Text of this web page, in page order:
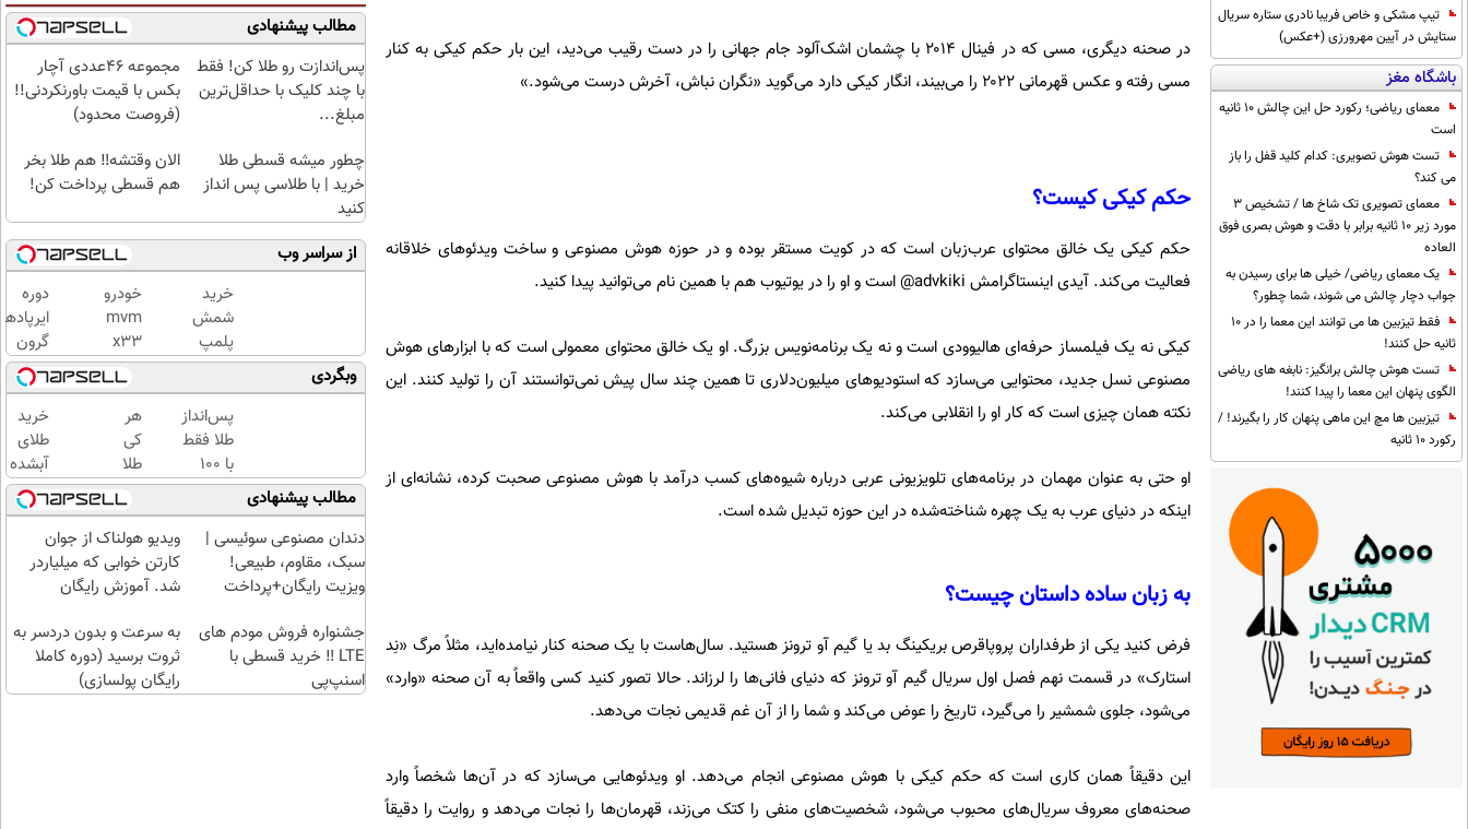
تیپ مشکی و خاص فریبا نادری ستاره سریال
ستایش در آیین مهرورزی (+عکس)
باشگاه مغز
معمای ریاضی؛ رکورد حل این چالش 10 ثانیه
است
تست هوش تصویری: کدام کلید قفل را باز
می کند؟
معمای تصویری تک شاخ ها / تشخیص 3
مورد زیر 10 ثانیه برابر با دقت و هوش بصری فوق
العاده
یک معمای ریاضی/ خیلی ها برای رسیدن به
جواب دچار چالش می شوند، شما چطور؟
فقط تیزبین ها می توانند این معما را در 10
ثانیه حل کنند!
تست هوش چالش برانگیز: نابغه های ریاضی
الگوی پنهان این معما را پیدا کنند!
تیزبین ها مچ این ماهی پنهان کار را بگیرند! /
رکورد 10 ثانیه
در صحنه دیگری، مسی که در فینال ۲۰۱۴ با چشمان اشک‌آلود جام جهانی را در دست رقیب می‌دید، این بار حکم کیکی به کنار
مسی رفته و عکس قهرمانی ۲۰۲۲ را می‌بیند، انگار کیکی دارد می‌گوید «نگران نباش، آخرش درست می‌شود.»
حکم کیکی کیست؟
حکم کیکی یک خالق محتوای عرب‌زبان است که در کویت مستقر بوده و در حوزه هوش مصنوعی و ساخت ویدئوهای خلاقانه
فعالیت می‌کند. آیدی اینستاگرامش advkiki@ است و او را در یوتیوب هم با همین نام می‌توانید پیدا کنید.
کیکی نه یک فیلمساز حرفه‌ای هالیوودی است و نه یک برنامه‌نویس بزرگ. او یک خالق محتوای معمولی است که با ابزارهای هوش
مصنوعی نسل جدید، محتوایی می‌سازد که استودیوهای میلیون‌دلاری تا همین چند سال پیش نمی‌توانستند آن را تولید کنند. این
نکته همان چیزی است که کار او را انقلابی می‌کند.
او حتی به عنوان مهمان در برنامه‌های تلویزیونی عربی درباره شیوه‌های کسب درآمد با هوش مصنوعی صحبت کرده، نشانه‌ای از
اینکه در دنیای عرب به یک چهره شناخته‌شده در این حوزه تبدیل شده است.
به زبان ساده داستان چیست؟
فرض کنید یکی از طرفداران پروپاقرص بریکینگ بد یا گیم آو ترونز هستید. سال‌هاست با یک صحنه کنار نیامده‌اید، مثلاً مرگ «نِد
استارک» در قسمت نهم فصل اول سریال گیم آو ترونز که دنیای فانی‌ها را لرزاند. حالا تصور کنید کسی واقعاً به آن صحنه «وارد»
می‌شود، جلوی شمشیر را می‌گیرد، تاریخ را عوض می‌کند و شما را از آن غم قدیمی نجات می‌دهد.
این دقیقاً همان کاری است که حکم کیکی با هوش مصنوعی انجام می‌دهد. او ویدئوهایی می‌سازد که در آن‌ها شخصاً وارد
صحنه‌های معروف سریال‌های محبوب می‌شود، شخصیت‌های منفی را کتک می‌زند، قهرمان‌ها را نجات می‌دهد و روایت را دقیقاً
مطالب پیشنهادی
پس‌اندازت رو طلا کن! فقط
با چند کلیک با حداقل‌ترین
مبلغ...
مجموعه ۴۶عددی آچار
بکس با قیمت باورنکردنی!!
(فروصت محدود)
چطور میشه قسطی طلا
خرید | با طلاسی پس انداز
کنید
الان وقتشه‼️ هم طلا بخر
هم قسطی پرداخت کن!
از سراسر وب
خرید
شمش
پلمپ
طلاسی،
از ۰.۵
گرم تا
۱۰ گرم
خودرو
mvm
x33
میخوای
بفروشی؟
اینجا به
سرعت
فروش
میره
دوره
گرون
قیمت
گذشته!
ایرپاد
بلوتوثی
فقط
تومان
وبگردی
پس‌انداز
طلا فقط
با ۱۰۰
هزارتومان
(امن و
راحت)
هر
کی
طلا
داره،
غم
نداره!
😊💎
(خرید
چند
کلیک)
خرید
طلای
آبشده
حتی با
۱۰۰هزارتومان
مطالب پیشنهادی
دندان مصنوعی سوئیسی |
سبک، مقاوم، طبیعی!
ویزیت رایگان+پرداخت
ویدیو هولناک از جوان
کارتن خوابی که میلیاردر
شد. آموزش رایگان
جشنواره فروش مودم های
LTE ‼️ خرید قسطی با
اسنپ‌پی
به سرعت و بدون دردسر به
ثروت برسید (دوره کاملا
رایگان پولسازی)